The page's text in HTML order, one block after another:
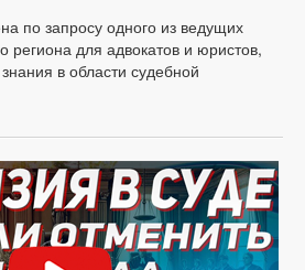
по запросу одного из ведущих
региона для адвокатов и юристов,
в области судебной